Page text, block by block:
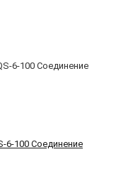
6-100 Соединение